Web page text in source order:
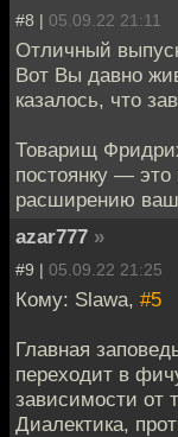
#8 | 05.09.22 21:11
Отличный
Вот Вы давно
казалось, что
Товарищ
постоянку — это
расширению
azar777 »
#9 | 05.09.22 21:25
Кому: Slawa, #5
Главная
переходит в
зависимости от
Диалектика,